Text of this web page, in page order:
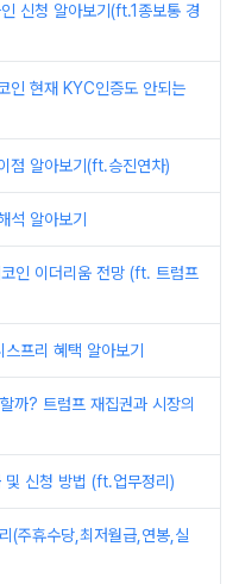
신청 알아보기(ft.1종보통 경
인 현재 KYC인증도 안되는
점 알아보기(ft.승진연차)
석 알아보기
인 이더리움 전망 (ft. 트럼프
프리 혜택 알아보기
까? 트럼프 재집권과 시장의
및 신청 방법 (ft.업무정리)
(주휴수당,최저월급,연봉,실